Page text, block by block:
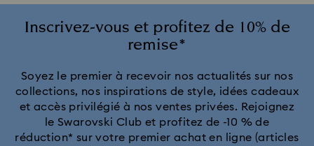
Inscrivez-vous et profitez de 10% de
remise*
Soyez le premier à recevoir nos actualités sur nos
collections, nos inspirations de style, idées cadeaux
et accès privilégié à nos ventes privées. Rejoignez
le Swarovski Club et profitez de -10 % de
réduction* sur votre premier achat en ligne (articles